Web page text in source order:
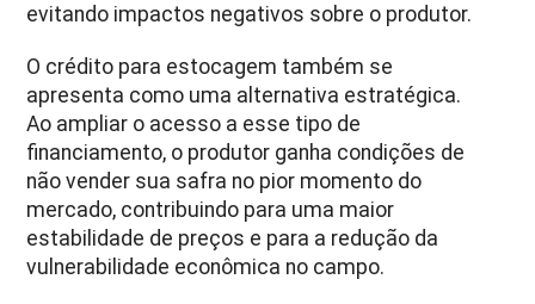
evitando impactos negativos sobre o produtor.
O crédito para estocagem também se
apresenta como uma alternativa estratégica.
Ao ampliar o acesso a esse tipo de
financiamento, o produtor ganha condições de
não vender sua safra no pior momento do
mercado, contribuindo para uma maior
estabilidade de preços e para a redução da
vulnerabilidade econômica no campo.